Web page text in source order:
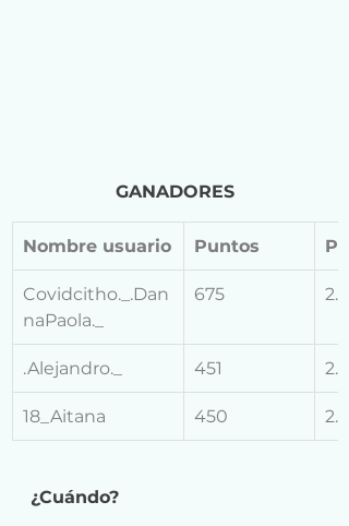
GANADORES
Nombre usuario Puntos
Covidcitho._.Dan
naPaola._
675
.Alejandro._ 451
18_Aitana 450
¿Cuándo?